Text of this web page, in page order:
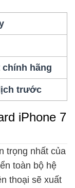
hãng
trước
iPhone 7
trọng nhất của
toàn bộ hệ
thoại sẽ xuất